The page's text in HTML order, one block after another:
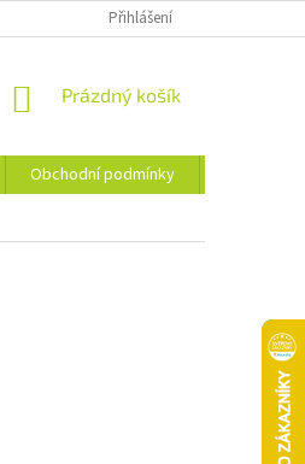
Přihlášení
NÁKUPNÍ
Prázdný košík
Obchodní podmínky